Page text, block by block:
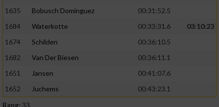
1635
Bobusch Dominguez
00:31:52.5
1684
Waterkotte 00:33:31.6
03:10:23
1674
Schilden
00:36:10.5
1682
Van Der Biesen
00:36:11.1
1651
Jansen
00:41:07.6
1652
Juchems
00:43:23.1
Rang: 33.